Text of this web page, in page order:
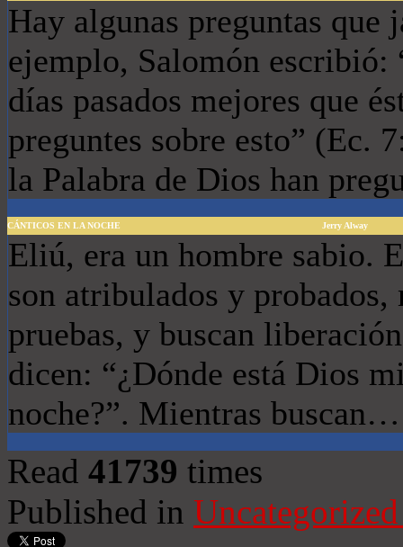
Hay algunas preguntas que
ejemplo, Salomón escribió:
días pasados mejores que
preguntes sobre esto” (Ec.
la Palabra de Dios han
CÁNTICOS EN LA NOCHE Jerry Alway
Eliú, era un hombre sabio.
son atribulados y probados,
pruebas, y buscan
dicen: “¿Dónde está Dios
noche?”. Mientras buscan…
Read 41739 times
Published in